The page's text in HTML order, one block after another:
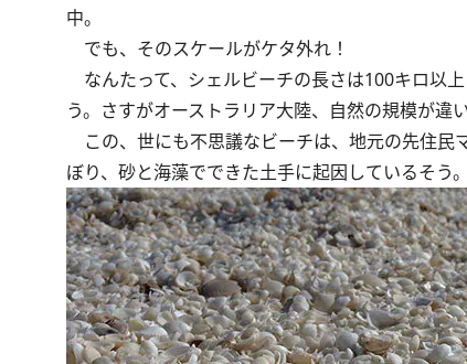
中。
でも、そのスケールがケタ外れ！
なんたって、シェルビーチの長さは100キロ以
う。さすがオーストラリア大陸、自然の規模が違い
この、世にも不思議なビーチは、地元の先住民
ぼり、砂と海藻でできた土手に起因しているそう。